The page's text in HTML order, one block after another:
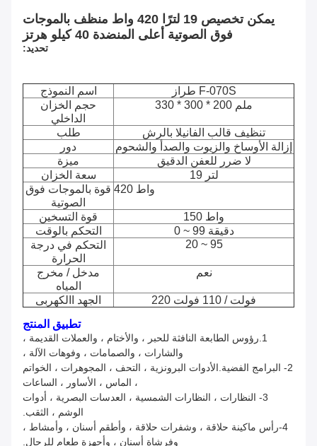
يمكن تخصيص 19 لترًا 420 واط منظف بالموجات
فوق الصوتية أعلى المنضدة 40 كيلو هرتز
تحديد:
اسم النموذج
طراز F-070S
حجم الخزان
الداخلي
330 * 300 * 200 ملم
طلب
تنظيف قالب الفانيلا بالرش
دور
إزالة الأوساخ والزيوت والصدأ والشحوم
ميزة
لا ضرر للعفن الدقيق
سعة الخزان
19 لتر
قوة بالموجات فوق
الصوتية
420 واط
قوة التسخين
150 واط
التحكم بالوقت
0 ~ 99 دقيقة
التحكم في درجة
الحرارة
20 ~ 95
مدخل / مخرج
المياه
نعم
الجهد االكهربى
220 فولت / 110 فولت
تطبيق المنتج
1.رؤوس الطابعة النافثة للحبر ، والأختام ، والعملات القديمة ،
والشارات ، والصمامات ، وفوهات الآلة ،
2- البرامج الفضية.الأدوات البرونزية ، التحف ، المجوهرات ، الخواتم
، الماس ، الأساور ، الساعات
3- النظارات ، النظارات الشمسية ، العدسات البصرية ، أدوات
الوشم ، الثقب.
4-رأس ماكينة حلاقة ، وشفرات حلاقة ، وأطقم أسنان ، وأمشاط ،
وفرشاة أسنان ، وأجهزة طعام للرجال.